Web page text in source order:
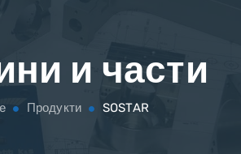
и части
Продукти SOSTAR